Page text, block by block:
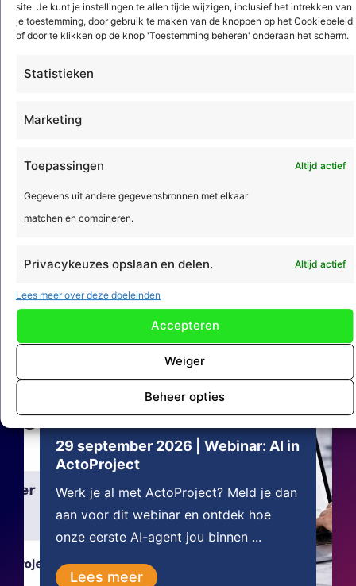
site. Je kunt je instellingen te allen tijde wijzigen, inclusief het intrekken van
je toestemming, door gebruik te maken van de knoppen op het Cookiebeleid
of door te klikken op de knop 'Toestemming beheren' onderaan het scherm.
Statistieken
Marketing
Toepassingen Altijd actief
Gegevens uit andere gegevensbronnen met elkaar
matchen en combineren.
Privacykeuzes opslaan en delen. Altijd actief
Lees meer over deze doeleinden
Accepteren
Weiger
Beheer opties
6 oktober 2026 | Webinar: Zo werkt
AI in de Acto-software
aan voor dit webinar en ontdek hoe
5 augustus 2026
29 september 2026 | Webinar: AI in
ActoProject
Werk je al met ActoProject? Meld je dan
aan voor dit webinar en ontdek hoe
onze eerste AI-agent jou binnen ...
Lees meer